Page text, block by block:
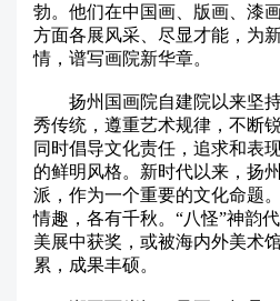
勃。他们在中国画、版画、漆
方面各展风采、尽显才能，为
情，谱写画院新华章。
扬州国画院自建院以来坚持
秀传统，遵重艺术规律，不断
同时倡导文化责任，追求和表
的鲜明风格。新时代以来，扬
派，作为一个重要的文化命题
情趣，各有千秋。“八怪”神韵
美展中获奖，或被海内外美术
累，成果丰硕。